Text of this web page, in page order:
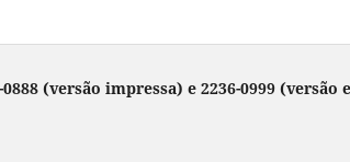
(versão impressa) e 2236-0999 (versão